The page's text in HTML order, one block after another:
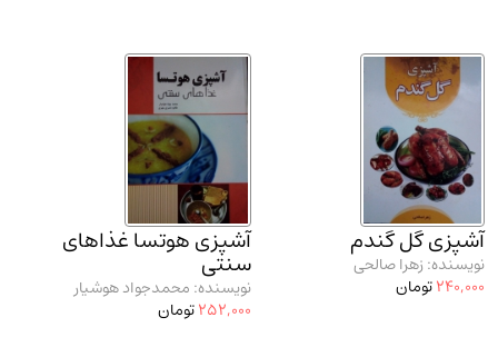
آشپزی گل گندم
نویسنده: زهرا صالحی
240,000تومان
آشپزی هوتسا غذاهای
سنتی
نویسنده: محمدجواد هوشیار
252,000تومان